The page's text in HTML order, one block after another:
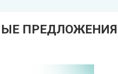
ПРЕДЛОЖЕНИЯ